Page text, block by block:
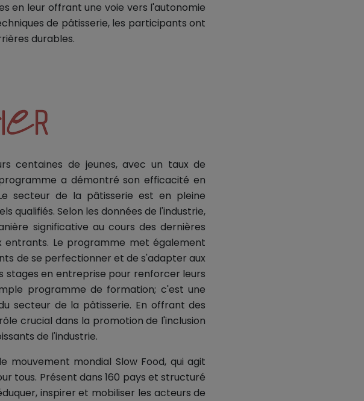
en leur offrant une voie vers l'autonomie
de pâtisserie, les participants ont
durables.
centaines de jeunes, avec un taux de
a démontré son efficacité en
secteur de la pâtisserie est en pleine
qualifiés. Selon les données de l'industrie,
significative au cours des dernières
entrants. Le programme met également
de se perfectionner et de s'adapter aux
stages en entreprise pour renforcer leurs
programme de formation; c'est une
secteur de la pâtisserie. En offrant des
crucial dans la promotion de l'inclusion
de l'industrie.
mouvement mondial Slow Food, qui agit
tous. Présent dans 160 pays et structuré
inspirer et mobiliser les acteurs de